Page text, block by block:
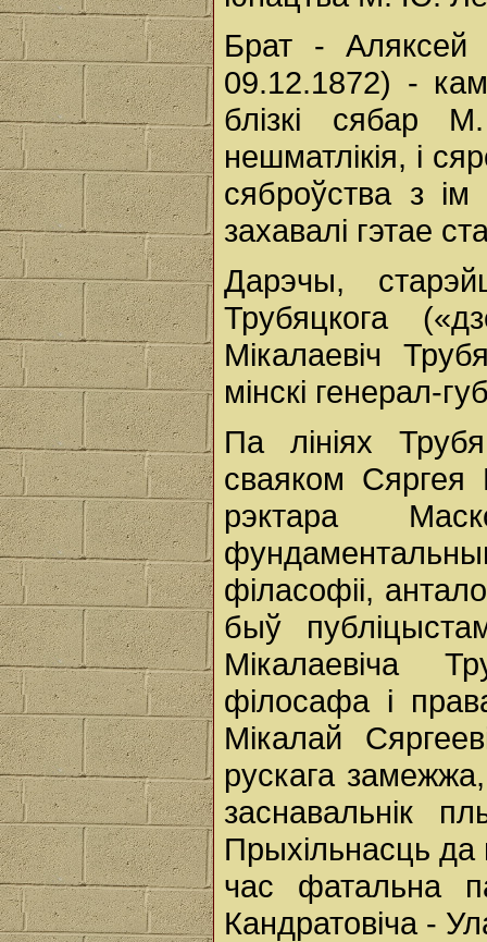
Брат - Аляксей
09.12.1872) -
блізкі сябар
нешматлікія, і
сяброўства з
захавалі гэтае
Дарэчы,
Трубяцкога
Мікалаевіч
мінскі генерал-
Па лініях
сваяком Сяргея
рэктара
філасофіі,
быў
Мікалаевіча
філосафа і
Мікалай
рускага замежжа,
заснавальнік
Прыхільнасць да
час фатальна
Кандратовіча -